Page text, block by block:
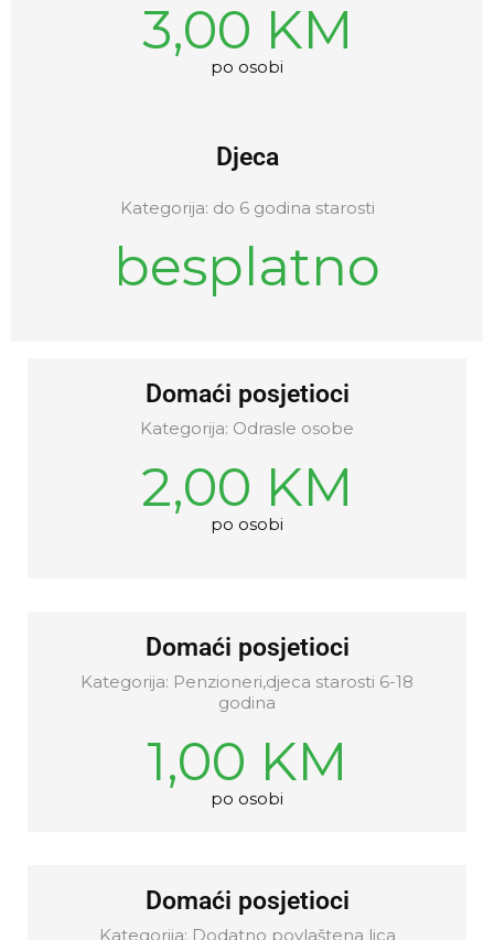
3,00 KM
po osobi
Djeca
Kategorija: do 6 godina starosti
besplatno
Domaći posjetioci
Kategorija: Odrasle osobe
2,00 KM
po osobi
Domaći posjetioci
Kategorija: Penzioneri,djeca starosti 6-18
godina
1,00 KM
po osobi
Domaći posjetioci
Kategorija: Dodatno povlaštena lica